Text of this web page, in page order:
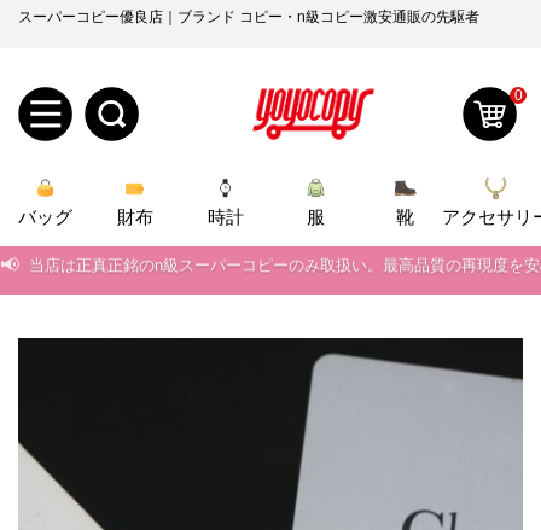
スーパーコピー優良店｜ブランド コピー・n級コピー激安通販の先駆者
規
ユ
ー
ロ
グ
ー
お
yoyocopys@gmail.com
0
バッグ 財布 時計 服 靴
アクセサリ
📢 当店は正真正銘のn級スーパーコピーのみ取扱い。最高品質の再現度を
📢 2026春の新作続々更新中！期間中のご注文でお得な割引をご利用いただ
📢 新作入荷！ルイ・ヴィトンスーパーコピー バッグ最新モデルが登場。
当店は正真正銘のn級スーパーコピーのみ取扱い。最高品質の再現度を
2026春の新作続々更新中！期間中のご注文でお得な割引をご利用いただ
新作入荷！ルイ・ヴィトンスーパーコピー バッグ最新モデルが登場。